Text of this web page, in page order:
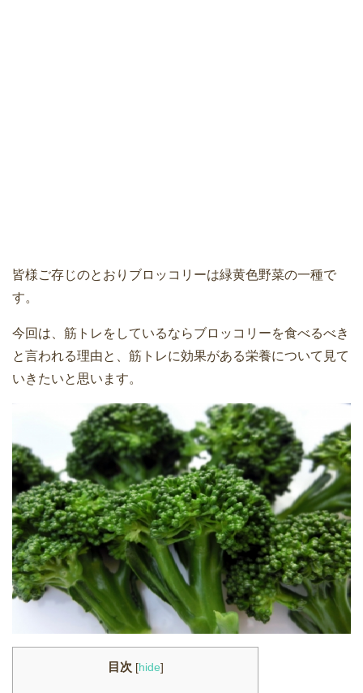
皆様ご存じのとおりブロッコリーは緑黄色野菜の一種で
す。
今回は、筋トレをしているならブロッコリーを食べるべき
と言われる理由と、筋トレに効果がある栄養について見て
いきたいと思います。
目次 [hide]